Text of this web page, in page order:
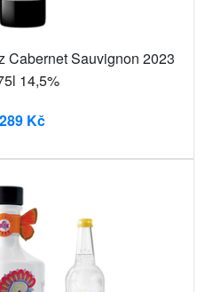
Cabernet Sauvignon 2023
14,5%
289 Kč